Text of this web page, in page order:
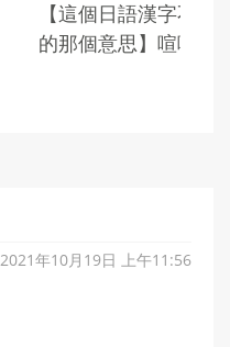
【這個日語漢字不是
的那個意思】喧嘩
2021年10月19日 上午11:56